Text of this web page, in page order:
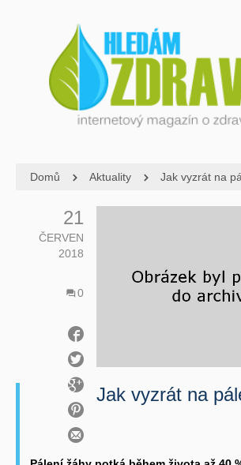
Domů Aktuality Jak vyzrát na
21
ČERVEN
2018
0
Jak vyzrát na